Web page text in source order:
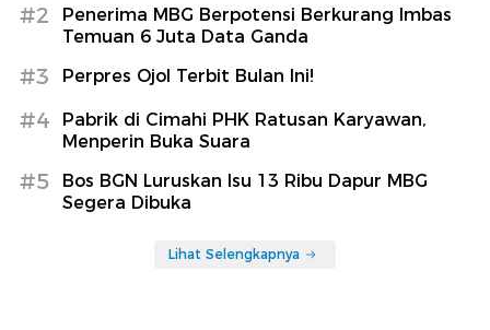
#2
Penerima MBG Berpotensi Berkurang Imbas
Temuan 6 Juta Data Ganda
#3 Perpres Ojol Terbit Bulan Ini!
#4
Pabrik di Cimahi PHK Ratusan Karyawan,
Menperin Buka Suara
#5
Bos BGN Luruskan Isu 13 Ribu Dapur MBG
Segera Dibuka
Lihat Selengkapnya